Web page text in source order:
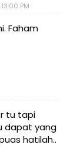
PM
Faham
tu tapi
dapat yang
hatilah..